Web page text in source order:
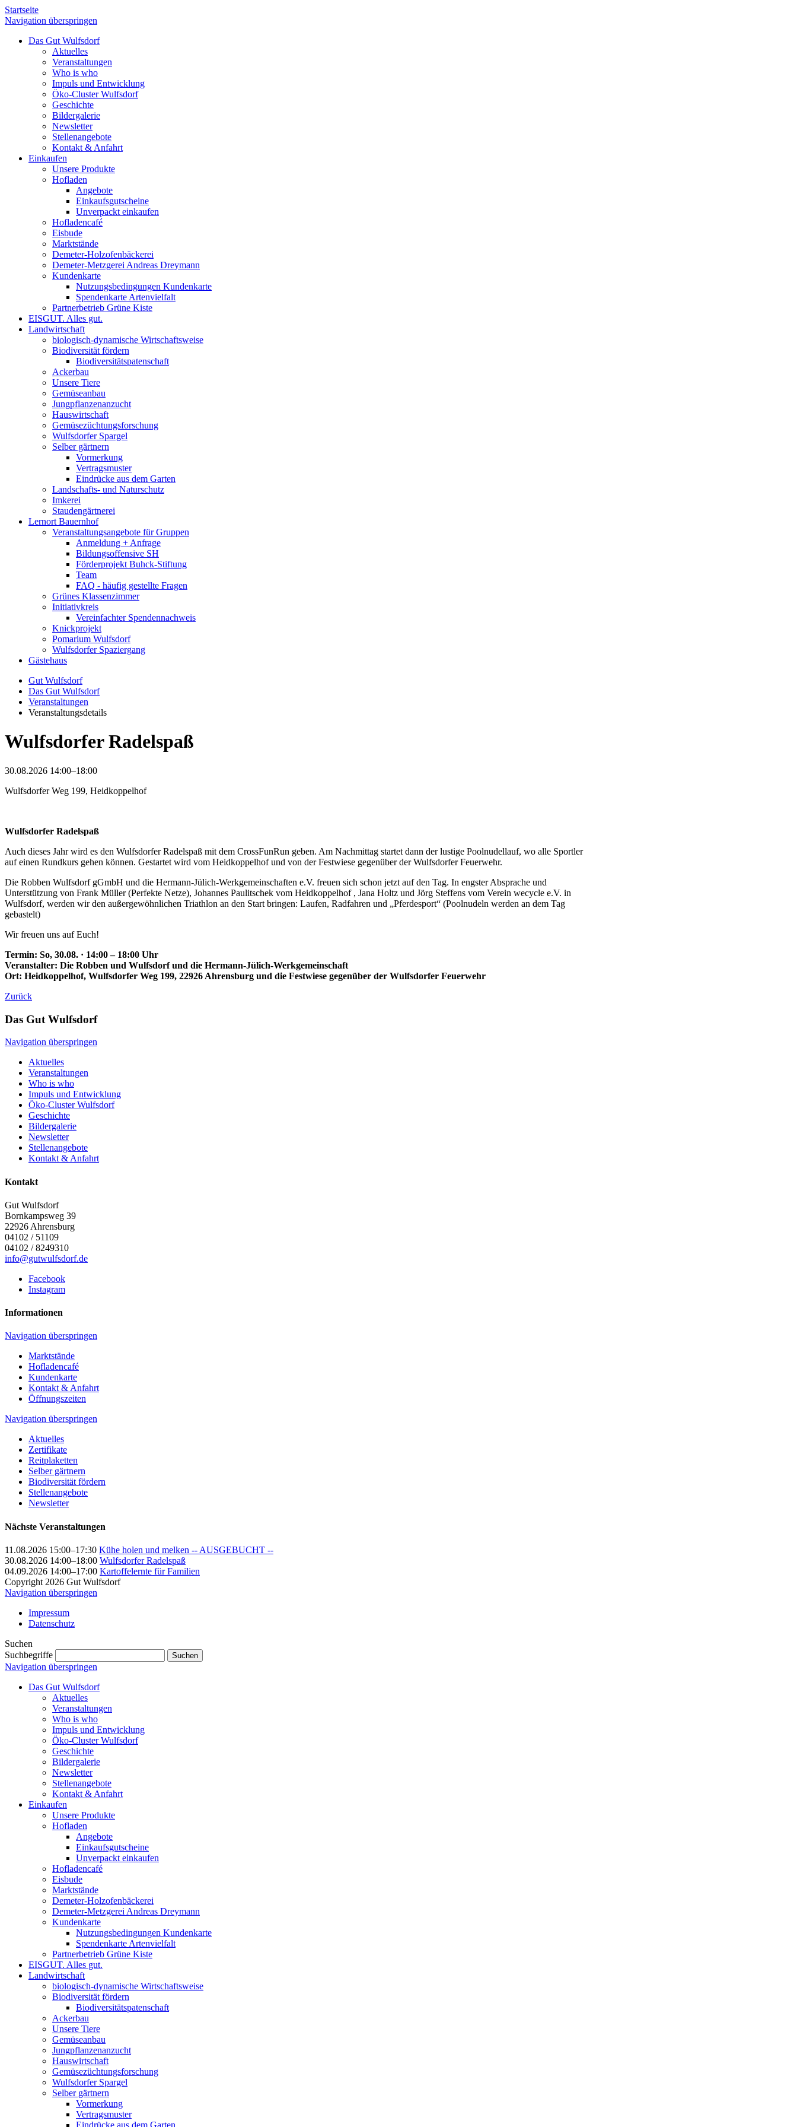
Startseite
Navigation überspringen
Das Gut Wulfsdorf
Aktuelles
Veranstaltungen
Who is who
Impuls und Entwicklung
Öko-Cluster Wulfsdorf
Geschichte
Bildergalerie
Newsletter
Stellenangebote
Kontakt & Anfahrt
Einkaufen
Unsere Produkte
Hofladen
Angebote
Einkaufsgutscheine
Unverpackt einkaufen
Hofladencafé
Eisbude
Marktstände
Demeter-Holzofenbäckerei
Demeter-Metzgerei Andreas Dreymann
Kundenkarte
Nutzungsbedingungen Kundenkarte
Spendenkarte Artenvielfalt
Partnerbetrieb Grüne Kiste
EISGUT. Alles gut.
Landwirtschaft
biologisch-dynamische Wirtschaftsweise
Biodiversität fördern
Biodiversitätspatenschaft
Ackerbau
Unsere Tiere
Gemüseanbau
Jungpflanzenanzucht
Hauswirtschaft
Gemüsezüchtungsforschung
Wulfsdorfer Spargel
Selber gärtnern
Vormerkung
Vertragsmuster
Eindrücke aus dem Garten
Landschafts- und Naturschutz
Imkerei
Staudengärtnerei
Lernort Bauernhof
Veranstaltungsangebote für Gruppen
Anmeldung + Anfrage
Bildungsoffensive SH
Förderprojekt Buhck-Stiftung
Team
FAQ - häufig gestellte Fragen
Grünes Klassenzimmer
Initiativkreis
Vereinfachter Spendennachweis
Knickprojekt
Pomarium Wulfsdorf
Wulfsdorfer Spaziergang
Gästehaus
Gut Wulfsdorf
Das Gut Wulfsdorf
Veranstaltungen
Veranstaltungsdetails
Wulfsdorfer Radelspaß
30.08.2026 14:00–18:00
Wulfsdorfer Weg 199, Heidkoppelhof
Wulfsdorfer Radelspaß
Auch dieses Jahr wird es den Wulfsdorfer Radelspaß mit dem CrossFunRun geben. Am Nachmittag startet dann der lustige Poolnudellauf, wo alle Sportler
auf einen Rundkurs gehen können. Gestartet wird vom Heidkoppelhof und von der Festwiese gegenüber der Wulfsdorfer Feuerwehr.
Die Robben Wulfsdorf gGmbH und die Hermann-Jülich-Werkgemeinschaften e.V. freuen sich schon jetzt auf den Tag. In engster Absprache und
Unterstützung von Frank Müller (Perfekte Netze), Johannes Paulitschek vom Heidkoppelhof , Jana Holtz und Jörg Steffens vom Verein wecycle e.V. in
Wulfsdorf, werden wir den außergewöhnlichen Triathlon an den Start bringen: Laufen, Radfahren und „Pferdesport“ (Poolnudeln werden an dem Tag
gebastelt)
Wir freuen uns auf Euch!
Termin: So, 30.08. · 14:00 – 18:00 Uhr
Veranstalter: Die Robben und Wulfsdorf und die Hermann-Jülich-Werkgemeinschaft
Ort: Heidkoppelhof, Wulfsdorfer Weg 199, 22926 Ahrensburg und die Festwiese gegenüber der Wulfsdorfer Feuerwehr
Zurück
Das Gut Wulfsdorf
Navigation überspringen
Aktuelles
Veranstaltungen
Who is who
Impuls und Entwicklung
Öko-Cluster Wulfsdorf
Geschichte
Bildergalerie
Newsletter
Stellenangebote
Kontakt & Anfahrt
Kontakt
Gut Wulfsdorf
Bornkampsweg 39
22926 Ahrensburg
04102 / 51109
04102 / 8249310
info@gutwulfsdorf.de
Facebook
Instagram
Informationen
Navigation überspringen
Marktstände
Hofladencafé
Kundenkarte
Kontakt & Anfahrt
Öffnungszeiten
Navigation überspringen
Aktuelles
Zertifikate
Reitplaketten
Selber gärtnern
Biodiversität fördern
Stellenangebote
Newsletter
Nächste Veranstaltungen
11.08.2026 15:00–17:30 Kühe holen und melken -- AUSGEBUCHT --
30.08.2026 14:00–18:00 Wulfsdorfer Radelspaß
04.09.2026 14:00–17:00 Kartoffelernte für Familien
Copyright 2026 Gut Wulfsdorf
Navigation überspringen
Impressum
Datenschutz
Suchen
Suchbegriffe
Suchen
Navigation überspringen
Das Gut Wulfsdorf
Aktuelles
Veranstaltungen
Who is who
Impuls und Entwicklung
Öko-Cluster Wulfsdorf
Geschichte
Bildergalerie
Newsletter
Stellenangebote
Kontakt & Anfahrt
Einkaufen
Unsere Produkte
Hofladen
Angebote
Einkaufsgutscheine
Unverpackt einkaufen
Hofladencafé
Eisbude
Marktstände
Demeter-Holzofenbäckerei
Demeter-Metzgerei Andreas Dreymann
Kundenkarte
Nutzungsbedingungen Kundenkarte
Spendenkarte Artenvielfalt
Partnerbetrieb Grüne Kiste
EISGUT. Alles gut.
Landwirtschaft
biologisch-dynamische Wirtschaftsweise
Biodiversität fördern
Biodiversitätspatenschaft
Ackerbau
Unsere Tiere
Gemüseanbau
Jungpflanzenanzucht
Hauswirtschaft
Gemüsezüchtungsforschung
Wulfsdorfer Spargel
Selber gärtnern
Vormerkung
Vertragsmuster
Eindrücke aus dem Garten